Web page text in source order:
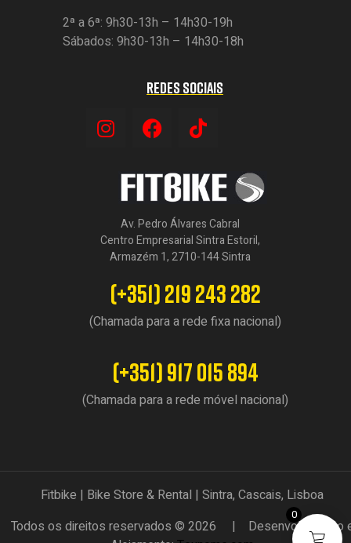
2ª a 6ª: 9h30-13h – 14h30-19h
Sábados: 9h30-13h – 14h30-18h
REDES SOCIAIS
Av. Pedro Álvares Cabral
Centro Empresarial Sintra Estoril,
Armazém 1, 2710-144 Sintra
(+351) 219 243 282
(Chamada para a rede fixa nacional)
(+351) 917 015 894
(Chamada para a rede móvel nacional)
Fitbike | Bike Store & Rental | Sintra, Cascais, Lisboa
Todos os direitos reservados © 2026 | Desenvolvimento
0